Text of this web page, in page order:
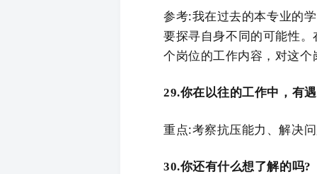
参考:我在过去的本专业的
要探寻自身不同的可能性
个岗位的工作内容，对这
29.你在以往的工作中，有
重点:考察抗压能力、解决
30.你还有什么想了解的吗?